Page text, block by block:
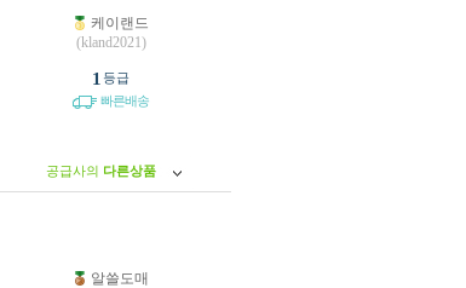
케이랜드
(kland2021)
1 등급
빠른배송
공급사의 다른상품
알쓸도매